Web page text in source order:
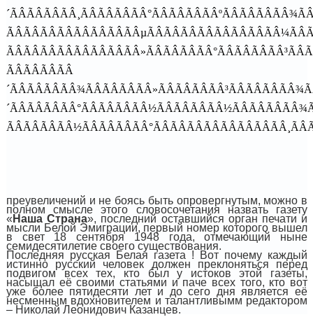
преувеличений и не боясь быть опровергнутым, можно в
полном смысле этого словосочетания назвать газету
« Наша Страна», последний оставшийся орган печати и
мысли Белой Эмиграции, первый номер которого вышел
в свет 18 сентября 1948 года, отмечающий ныне
семидесятилетие своего существования.
Последняя русская Белая газета ! Вот почему каждый
истинно русский человек должен преклоняться перед
подвигом всех тех, кто был у истоков этой газеты,
насыщал её своими статьями и паче всех того, кто вот
уже более пятидесяти лет и до сего дня является её
несменным вдохновителем и талантливымм редактором
– Николай Леонидович Казанцев.